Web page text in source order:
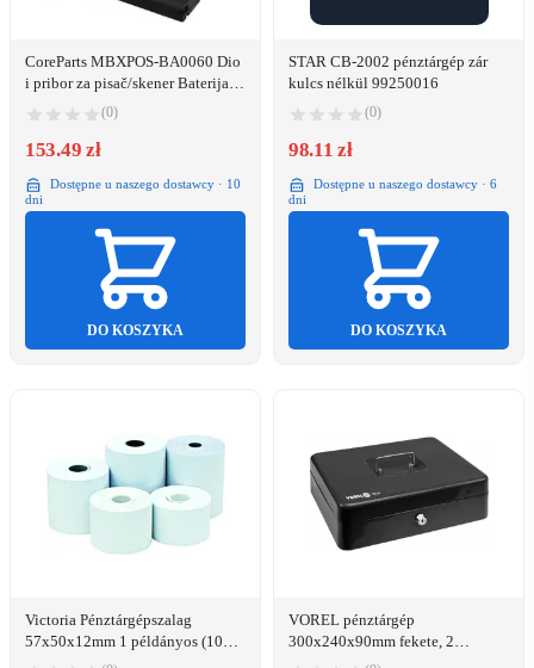
CoreParts MBXPOS-BA0060 Dio
i pribor za pisač/skener Baterija 1
(0)
153.49 zł
Dostępne u naszego dostawcy · 10
dni
DO KOSZYKA
STAR CB-2002 pénztárgép zár
kulcs nélkül 99250016
(0)
98.11 zł
Dostępne u naszego dostawcy · 6
dni
DO KOSZYKA
Victoria Pénztárgépszalag
57x50x12mm 1 példányos (10
VOREL pénztárgép
300x240x90mm fekete, 2
billentyűvel